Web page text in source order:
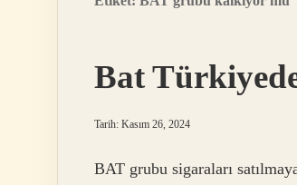
Bat
Tarih: Kasım 26, 2024
BAT grubu sigaraları